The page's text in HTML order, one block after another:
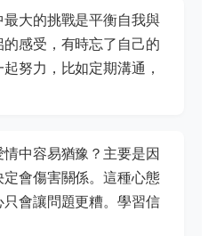
大的挑戰是平衡自我與
感受，有時忘了自己的
努力，比如定期溝通，
中容易猶豫？主要是因
會傷害關係。這種心態
會讓問題更糟。學習信